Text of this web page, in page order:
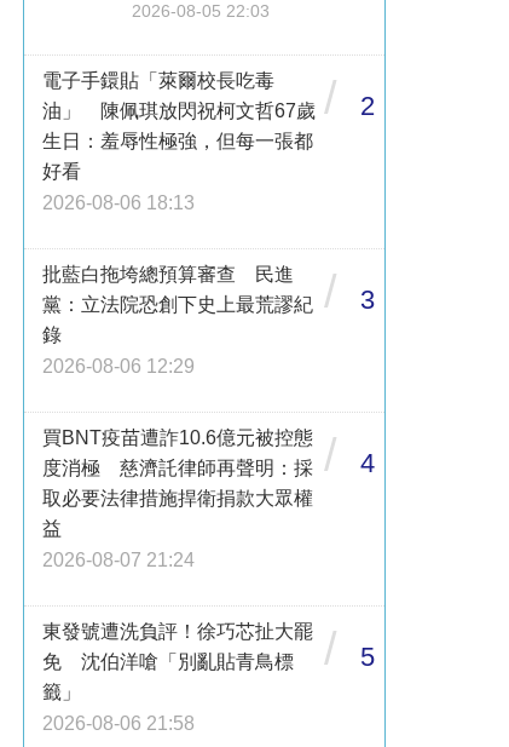
2026-08-05 22:03
電子手鐶貼「萊爾校長吃毒
油」 陳佩琪放閃祝柯文哲67歲
生日：羞辱性極強，但每一張都
好看
2026-08-06 18:13
/ 2
批藍白拖垮總預算審查 民進
黨：立法院恐創下史上最荒謬紀
錄
2026-08-06 12:29
/ 3
買BNT疫苗遭詐10.6億元被控態
度消極 慈濟託律師再聲明：採
取必要法律措施捍衛捐款大眾權
益
2026-08-07 21:24
/ 4
東發號遭洗負評！徐巧芯扯大罷
免 沈伯洋嗆「別亂貼青鳥標
籤」
2026-08-06 21:58
/ 5